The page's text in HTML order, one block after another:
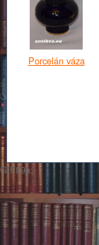
Porcelán váza
GIF89a;